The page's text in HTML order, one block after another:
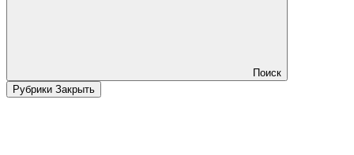
Поиск
Рубрики Закрыть